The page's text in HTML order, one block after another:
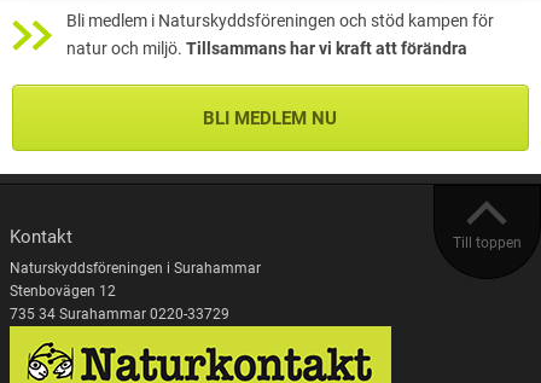
Bli medlem i Naturskyddsföreningen och stöd kampen för
natur och miljö. Tillsammans har vi kraft att förändra
BLI MEDLEM NU
Till toppen
Kontakt
Naturskyddsföreningen i Surahammar
Stenbovägen 12
735 34 Surahammar 0220-33729